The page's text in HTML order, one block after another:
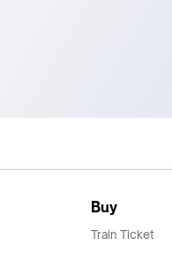
Buy
Train Ticket